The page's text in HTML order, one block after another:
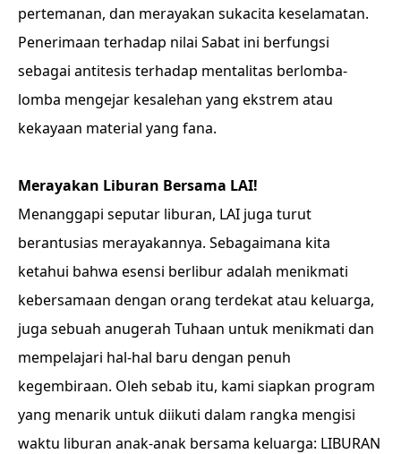
pertemanan, dan merayakan sukacita keselamatan.
Penerimaan terhadap nilai Sabat ini berfungsi
sebagai antitesis terhadap mentalitas berlomba-
lomba mengejar kesalehan yang ekstrem atau
kekayaan material yang fana.
Merayakan Liburan Bersama LAI!
Menanggapi seputar liburan, LAI juga turut
berantusias merayakannya. Sebagaimana kita
ketahui bahwa esensi berlibur adalah menikmati
kebersamaan dengan orang terdekat atau keluarga,
juga sebuah anugerah Tuhaan untuk menikmati dan
mempelajari hal-hal baru dengan penuh
kegembiraan. Oleh sebab itu, kami siapkan program
yang menarik untuk diikuti dalam rangka mengisi
waktu liburan anak-anak bersama keluarga: LIBURAN